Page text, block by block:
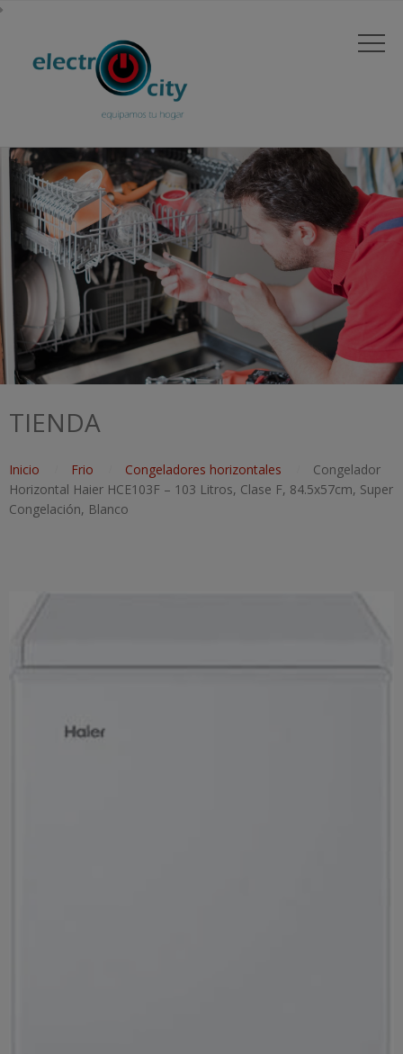
TIENDA
Inicio Frio Congeladores horizontales
Congelador
Horizontal Haier HCE103F – 103 Litros, Clase F, 84.5x57cm, Super
Congelación, Blanco